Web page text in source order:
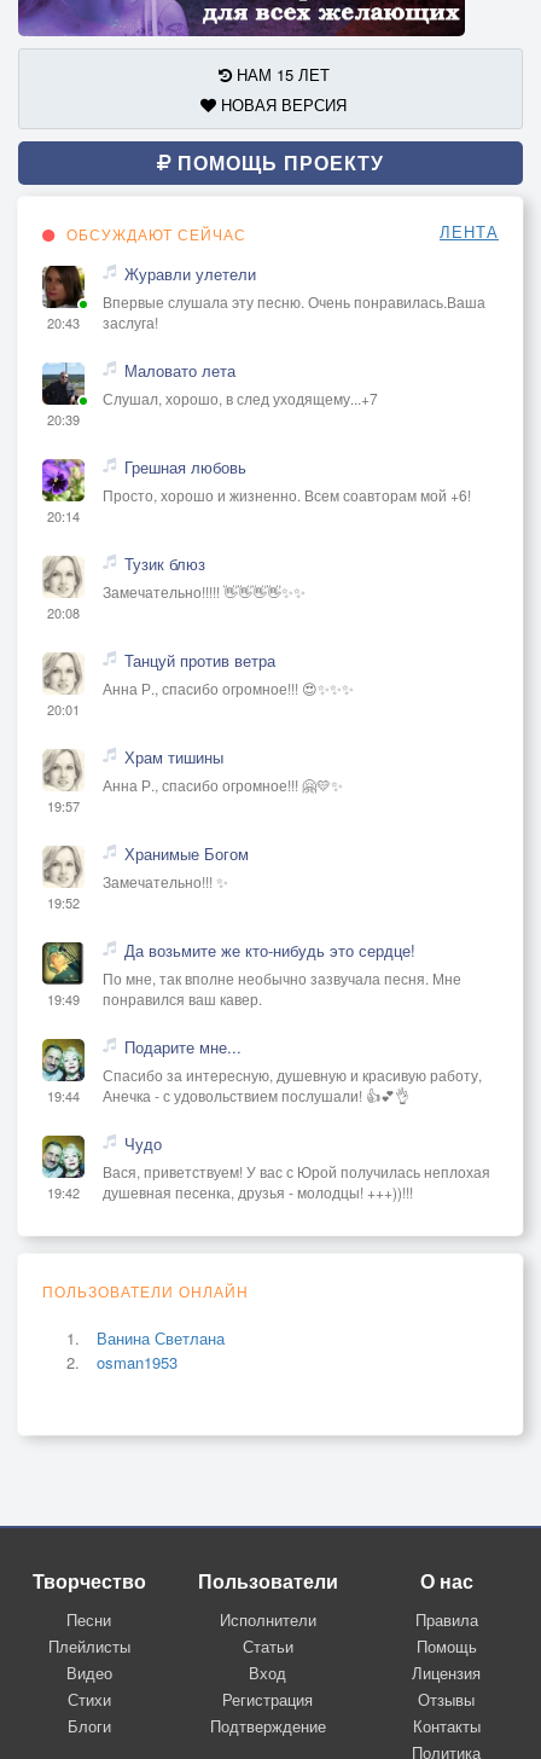
НАМ 15 ЛЕТ
НОВАЯ ВЕРСИЯ
ПОМОЩЬ ПРОЕКТУ
ОБСУЖДАЮТ СЕЙЧАС ЛЕНТА
20:43
Журавли улетели
Впервые слушала эту песню. Очень понравилась.Ваша
заслуга!
20:39
Маловато лета
Слушал, хорошо, в след уходящему...+7
20:14
Грешная любовь
Просто, хорошо и жизненно. Всем соавторам мой +6!
20:08
Тузик блюз
Замечательно!!!!! 👋👋👋👋✨✨
20:01
Танцуй против ветра
Анна Р., спасибо огромное!!! 😍✨✨✨
19:57
Храм тишины
Анна Р., спасибо огромное!!! 🤗💛✨
19:52
Хранимые Богом
Замечательно!!! ✨
19:49
Да возьмите же кто-нибудь это сердце!
По мне, так вполне необычно зазвучала песня. Мне
понравился ваш кавер.
19:44
Подарите мне...
Спасибо за интересную, душевную и красивую работу,
Анечка - с удовольствием послушали! 👍💕👌
19:42
Чудо
Вася, приветствуем! У вас с Юрой получилась неплохая
душевная песенка, друзья - молодцы! +++))!!!
ПОЛЬЗОВАТЕЛИ ОНЛАЙН
Ванина Светлана
osman1953
Творчество
Песни
Плейлисты
Видео
Стихи
Блоги
Пользователи
Исполнители
Статьи
Вход
Регистрация
Подтверждение
О нас
Правила
Помощь
Лицензия
Отзывы
Контакты
Политика